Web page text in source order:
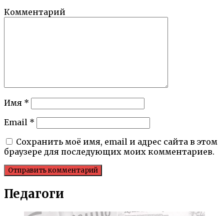
Комментарий
Имя *
Email *
Сохранить моё имя, email и адрес сайта в этом
браузере для последующих моих комментариев.
Педагоги